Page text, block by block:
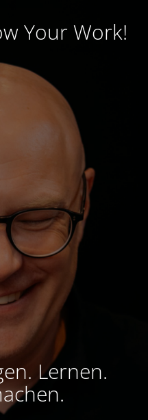
Your Work!
Lernen.